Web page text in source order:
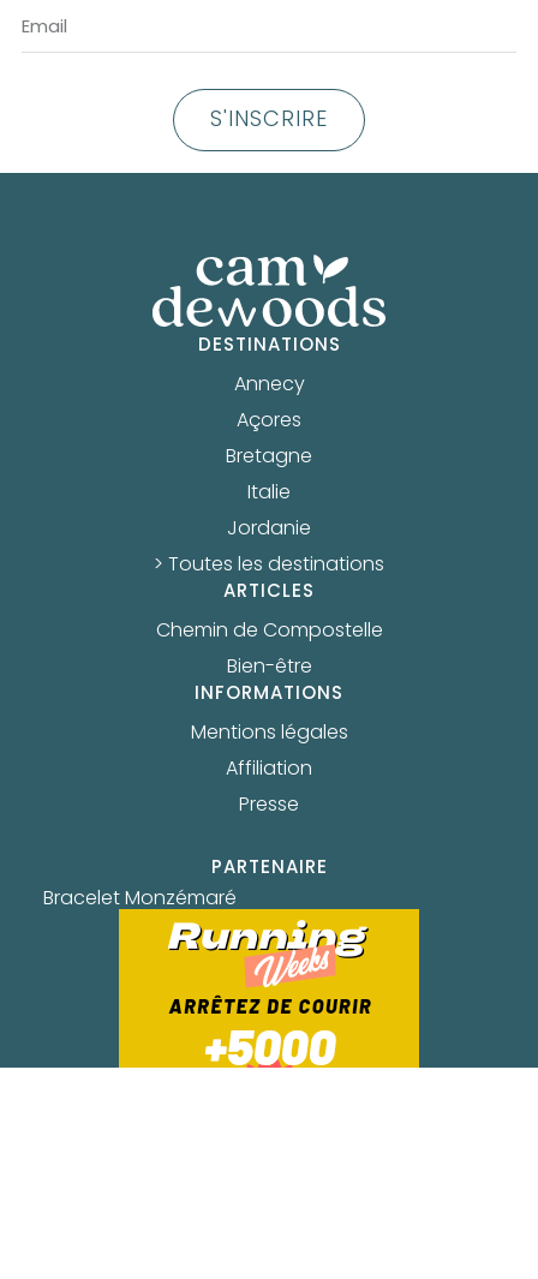
S'INSCRIRE
DESTINATIONS
Annecy
Açores
Bretagne
Italie
Jordanie
> Toutes les destinations
ARTICLES
Chemin de Compostelle
Bien-être
INFORMATIONS
Mentions légales
Affiliation
Presse
PARTENAIRE
Bracelet Monzémaré